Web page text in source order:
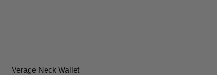
Verage Neck Wallet